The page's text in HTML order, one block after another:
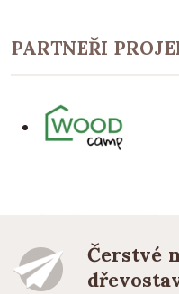
PARTNEŘI
Čerstvé